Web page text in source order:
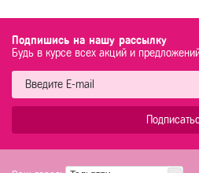
Подпишись на нашу рассылку
Будь в курсе всех акций и